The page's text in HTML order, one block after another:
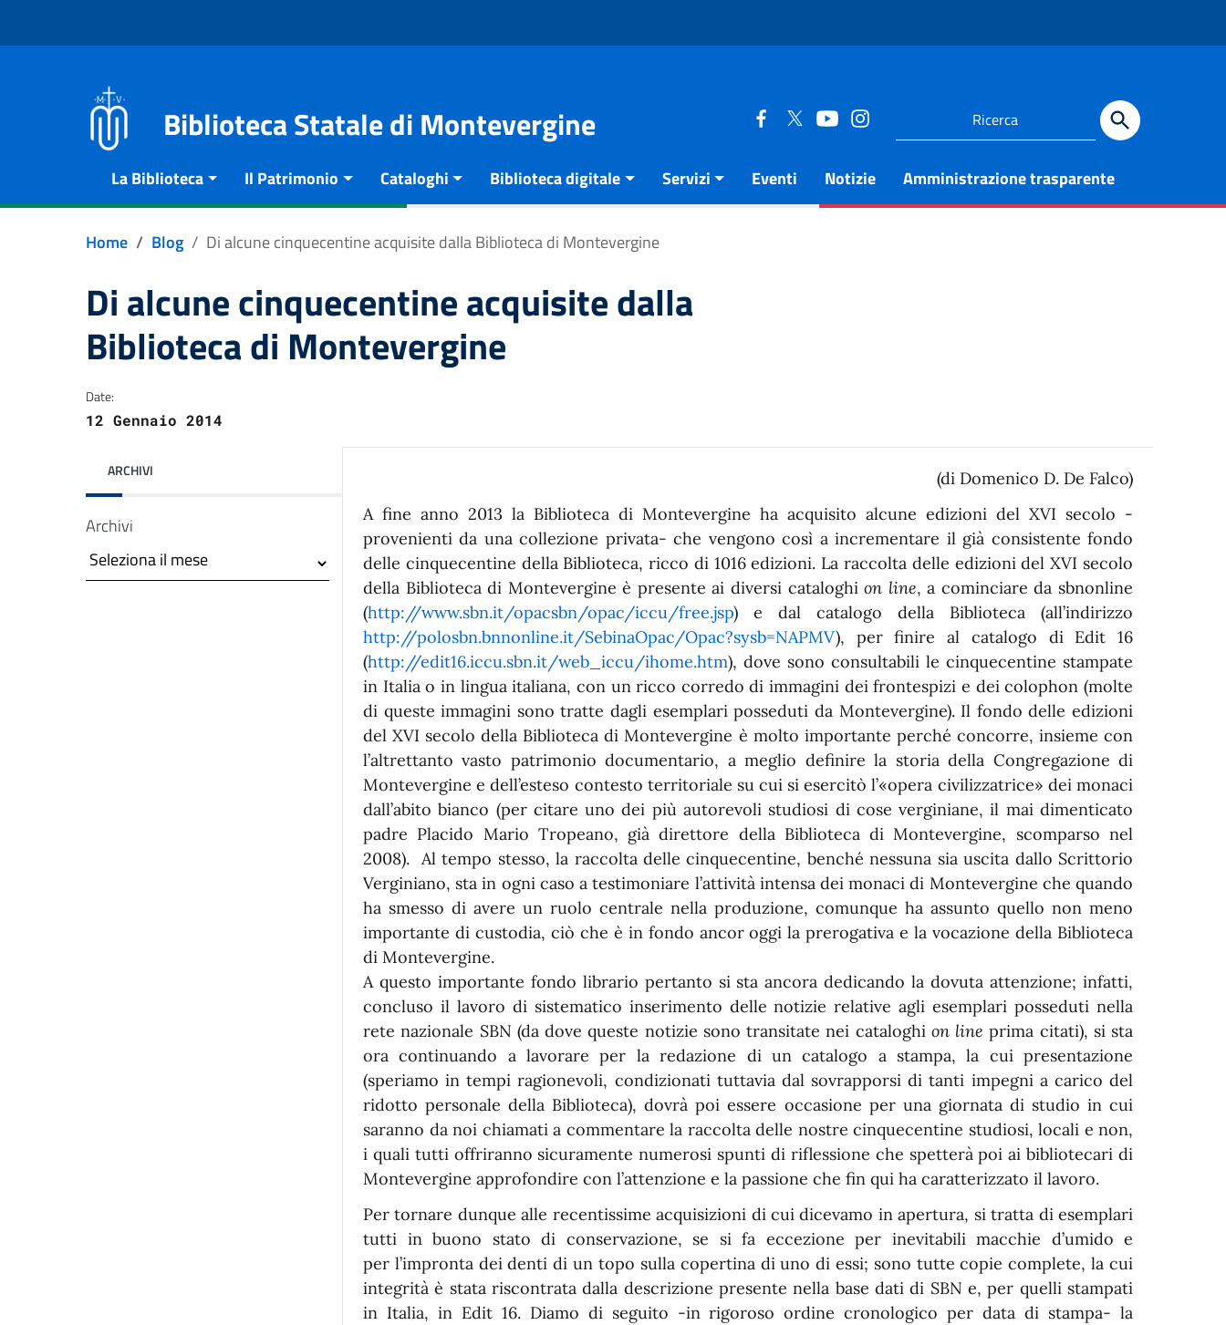
Biblioteca Statale di Montevergine
La Biblioteca Il Patrimonio Cataloghi Biblioteca digitale Servizi Eventi Notizie Amministrazione trasparente
Home Blog Di alcune cinquecentine acquisite dalla Biblioteca di Montevergine
Di alcune cinquecentine acquisite dalla
Biblioteca di Montevergine
Date:
12 Gennaio 2014
ARCHIVI
Archivi
(di Domenico D. De Falco)
A fine anno 2013 la Biblioteca di Montevergine ha acquisito alcune edizioni del XVI secolo -
provenienti da una collezione privata- che vengono così a incrementare il già consistente fondo
delle cinquecentine della Biblioteca, ricco di 1016 edizioni. La raccolta delle edizioni del XVI secolo
della Biblioteca di Montevergine è presente ai diversi cataloghion line, a cominciare da sbnonline
(http://www.sbn.it/opacsbn/opac/iccu/free.jsp) e dal catalogo della Biblioteca (all’indirizzo
http://polosbn.bnnonline.it/SebinaOpac/Opac?sysb=NAPMV), per finire al catalogo di Edit 16
(http://edit16.iccu.sbn.it/web_iccu/ihome.htm), dove sono consultabili le cinquecentine stampate
in Italia o in lingua italiana, con un ricco corredo di immagini dei frontespizi e dei colophon (molte
di queste immagini sono tratte dagli esemplari posseduti da Montevergine). Il fondo delle edizioni
del XVI secolo della Biblioteca di Montevergine è molto importante perché concorre, insieme con
l’altrettanto vasto patrimonio documentario, a meglio definire la storia della Congregazione di
Montevergine e dell’esteso contesto territoriale su cui si esercitò l’«opera civilizzatrice» dei monaci
dall’abito bianco (per citare uno dei più autorevoli studiosi di cose verginiane, il mai dimenticato
padre Placido Mario Tropeano, già direttore della Biblioteca di Montevergine, scomparso nel
2008). Al tempo stesso, la raccolta delle cinquecentine, benché nessuna sia uscita dallo Scrittorio
Verginiano, sta in ogni caso a testimoniare l’attività intensa dei monaci di Montevergine che quando
ha smesso di avere un ruolo centrale nella produzione, comunque ha assunto quello non meno
importante di custodia, ciò che è in fondo ancor oggi la prerogativa e la vocazione della Biblioteca
di Montevergine.
A questo importante fondo librario pertanto si sta ancora dedicando la dovuta attenzione; infatti,
concluso il lavoro di sistematico inserimento delle notizie relative agli esemplari posseduti nella
rete nazionale SBN (da dove queste notizie sono transitate nei cataloghi on line prima citati), si sta
ora continuando a lavorare per la redazione di un catalogo a stampa, la cui presentazione
(speriamo in tempi ragionevoli, condizionati tuttavia dal sovrapporsi di tanti impegni a carico del
ridotto personale della Biblioteca), dovrà poi essere occasione per una giornata di studio in cui
saranno da noi chiamati a commentare la raccolta delle nostre cinquecentine studiosi, locali e non,
i quali tutti offriranno sicuramente numerosi spunti di riflessione che spetterà poi ai bibliotecari di
Montevergine approfondire con l’attenzione e la passione che fin qui ha caratterizzato il lavoro.
Per tornare dunque alle recentissime acquisizioni di cui dicevamo in apertura, si tratta di esemplari
tutti in buono stato di conservazione, se si fa eccezione per inevitabili macchie d’umido e
per l’impronta dei denti di un topo sulla copertina di uno di essi; sono tutte copie complete, la cui
integrità è stata riscontrata dalla descrizione presente nella base dati di SBN e, per quelli stampati
in Italia, in Edit 16. Diamo di seguito -in rigoroso ordine cronologico per data di stampa- la